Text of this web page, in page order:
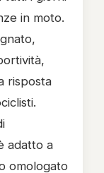
in moto.
risposta
adatto a
omologato